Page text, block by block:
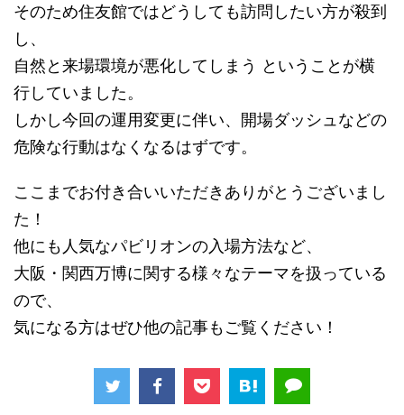
そのため住友館ではどうしても訪問したい方が殺到
し、
自然と来場環境が悪化してしまう ということが横
行していました。
しかし今回の運用変更に伴い、開場ダッシュなどの
危険な行動はなくなるはずです。
ここまでお付き合いいただきありがとうございまし
た！
他にも人気なパビリオンの入場方法など、
大阪・関西万博に関する様々なテーマを扱っている
ので、
気になる方はぜひ他の記事もご覧ください！